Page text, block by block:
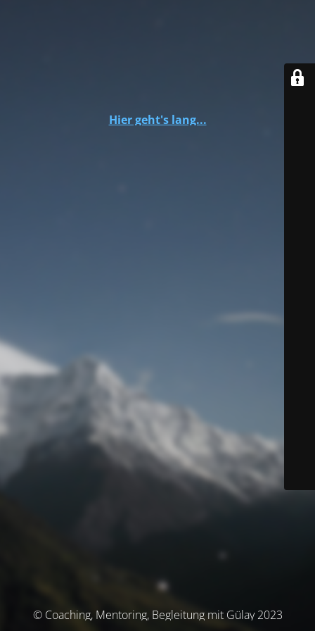
Hier geht's lang...
© Coaching, Mentoring, Begleitung mit Gülay 2023